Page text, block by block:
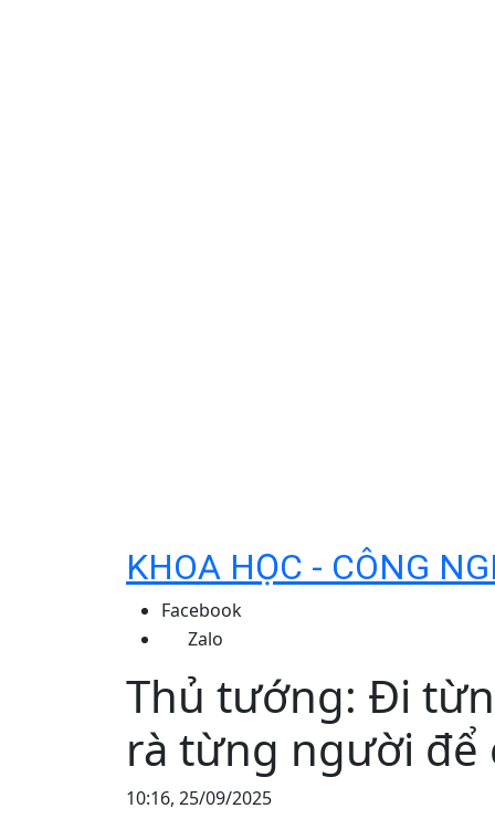
KHOA HỌC - CÔNG
Facebook
Zalo
Thủ tướng: Đi
rà từng người để
10:16, 25/09/2025